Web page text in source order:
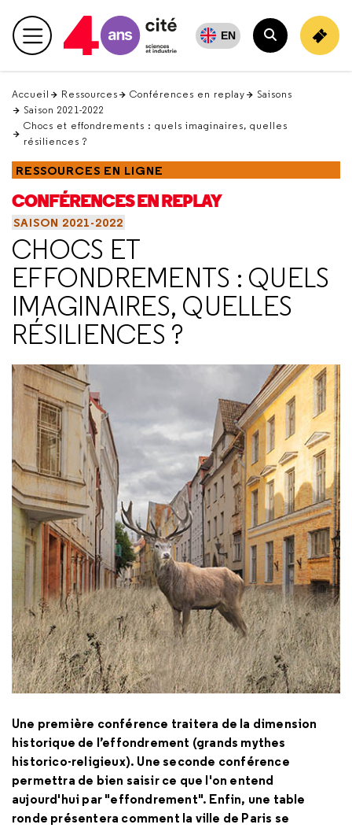
en
haut Menu principal EN
Rechercher
Accueil Ressources Conférences en replay
Saisons
Saison 2021-2022
Chocs et effondrements : quels imaginaires, quelles
résiliences ?
RESSOURCES EN LIGNE
CONFÉRENCES EN REPLAY
SAISON 2021-2022
CHOCS ET
EFFONDREMENTS : QUELS
IMAGINAIRES, QUELLES
RÉSILIENCES ?
Une première conférence traitera de la dimension
historique de l’effondrement (grands mythes
historico-religieux). Une seconde conférence
permettra de bien saisir ce que l'on entend
aujourd'hui par "effondrement". Enfin, une table
ronde présentera comment la ville de Paris se